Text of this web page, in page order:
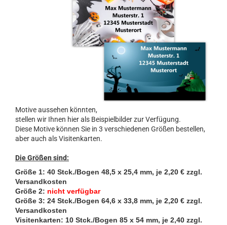
Motive aussehen könnten,
stellen wir Ihnen hier als Beispielbilder zur Verfügung.
Diese Motive können Sie in 3 verschiedenen Größen bestellen,
aber auch als Visitenkarten.
Die Größen sind:
Größe 1: 40 Stck./Bogen 48,5 x 25,4 mm, je 2,20 € zzgl.
Versandkosten
Größe 2: nicht verfügbar
Größe 3: 24 Stck./Bogen 64,6 x 33,8 mm, je 2,20 € zzgl.
Versandkosten
Visitenkarten: 10 Stck./Bogen 85 x 54 mm, je 2,40 zzgl.